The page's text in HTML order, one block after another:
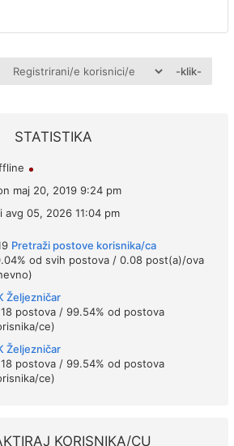
-klik-
STATISTIKA
maj 20, 2019 9:24 pm
avg 05, 2026 11:04 pm
Pretraži postove korisnika/ca
od svih postova / 0.08 post(a)/ova
Željezničar
postova / 99.54% od postova
ce)
Željezničar
postova / 99.54% od postova
ce)
KORISNIKA/CU